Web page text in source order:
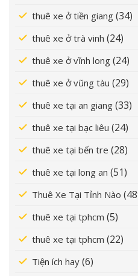
thuê xe ở tiền giang (34)
thuê xe ở trà vinh (24)
thuê xe ở vĩnh long (24)
thuê xe ở vũng tàu (29)
thuê xe tại an giang (33)
thuê xe tại bạc liêu (24)
thuê xe tại bến tre (28)
thuê xe tại long an (51)
Thuê Xe Tại Tỉnh Nào
thuê xe tại tphcm (5)
thuê xe tại tphcm (22)
Tiện ích hay (6)